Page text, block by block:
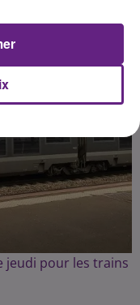
jeudi pour les trains